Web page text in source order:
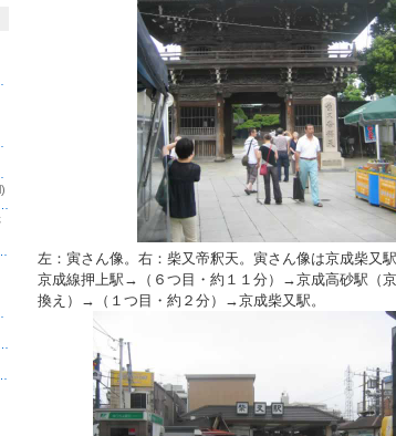
左：寅さん像。右：柴又帝釈天。寅さん像は京成柴又駅
京成線押上駅→（６つ目・約１１分）→京成高砂駅（
換え）→（１つ目・約２分）→京成柴又駅。